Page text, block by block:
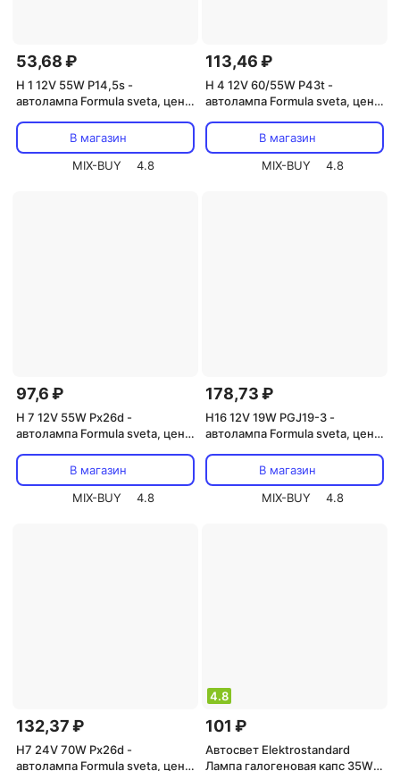
53,68 ₽
H 1 12V 55W P14,5s -
автолампа Formula sveta, цена
В магазин
MIX-BUY
4.8
113,46 ₽
H 4 12V 60/55W P43t -
автолампа Formula sveta, цена
В магазин
MIX-BUY
4.8
97,6 ₽
H 7 12V 55W Px26d -
автолампа Formula sveta, цена
В магазин
MIX-BUY
4.8
178,73 ₽
H16 12V 19W PGJ19-3 -
автолампа Formula sveta, цена
В магазин
MIX-BUY
4.8
132,37 ₽
H7 24V 70W Px26d -
автолампа Formula sveta, цена
4.8
101 ₽
Автосвет Elektrostandard
Лампа галогеновая капс 35W